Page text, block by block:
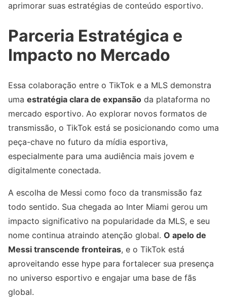
aprimorar suas estratégias de conteúdo esportivo.
Parceria Estratégica e
Impacto no Mercado
Essa colaboração entre o TikTok e a MLS demonstra
uma estratégia clara de expansão da plataforma no
mercado esportivo. Ao explorar novos formatos de
transmissão, o TikTok está se posicionando como uma
peça-chave no futuro da mídia esportiva,
especialmente para uma audiência mais jovem e
digitalmente conectada.
A escolha de Messi como foco da transmissão faz
todo sentido. Sua chegada ao Inter Miami gerou um
impacto significativo na popularidade da MLS, e seu
nome continua atraindo atenção global. O apelo de
Messi transcende fronteiras, e o TikTok está
aproveitando esse hype para fortalecer sua presença
no universo esportivo e engajar uma base de fãs
global.